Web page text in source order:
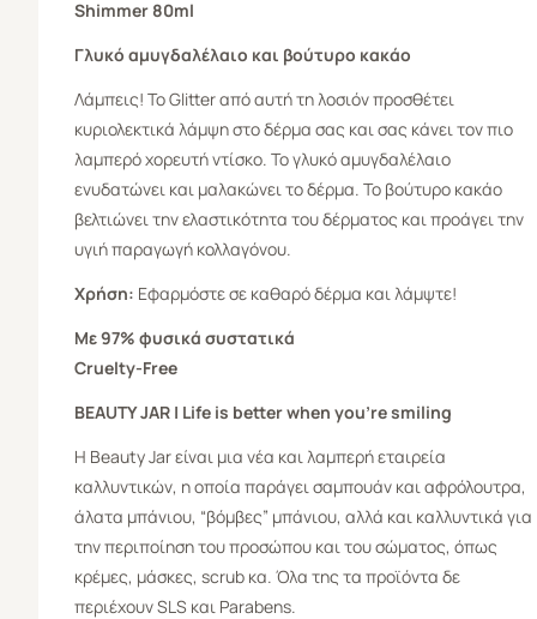
Shimmer 80ml
Γλυκό αμυγδαλέλαιο και βούτυρο κακάο
Λάμπεις! Το Glitter από αυτή τη λοσιόν προσθέτει
κυριολεκτικά λάμψη στο δέρμα σας και σας κάνει τον πιο
λαμπερό χορευτή ντίσκο. Το γλυκό αμυγδαλέλαιο
ενυδατώνει και μαλακώνει το δέρμα. Το βούτυρο κακάο
βελτιώνει την ελαστικότητα του δέρματος και προάγει την
υγιή παραγωγή κολλαγόνου.
Χρήση: Εφαρμόστε σε καθαρό δέρμα και λάμψτε!
Με 97% φυσικά συστατικά
Cruelty-Free
BEAUTY JAR | Life is better when you’re smiling
Η Beauty Jar είναι μια νέα και λαμπερή εταιρεία
καλλυντικών, η οποία παράγει σαμπουάν και αφρόλουτρα,
άλατα μπάνιου, “βόμβες” μπάνιου, αλλά και καλλυντικά για
την περιποίηση του προσώπου και του σώματος, όπως
κρέμες, μάσκες, scrub κα. Όλα της τα προϊόντα δε
περιέχουν SLS και Parabens.